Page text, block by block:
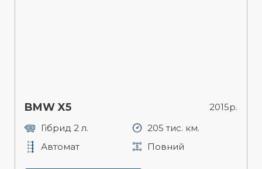
BMW X5
2015р.
Гібрид 2 л.
205 тис. км.
Автомат
Повний